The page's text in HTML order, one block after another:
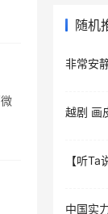
随机
非常安
越剧 画
【听
中国实